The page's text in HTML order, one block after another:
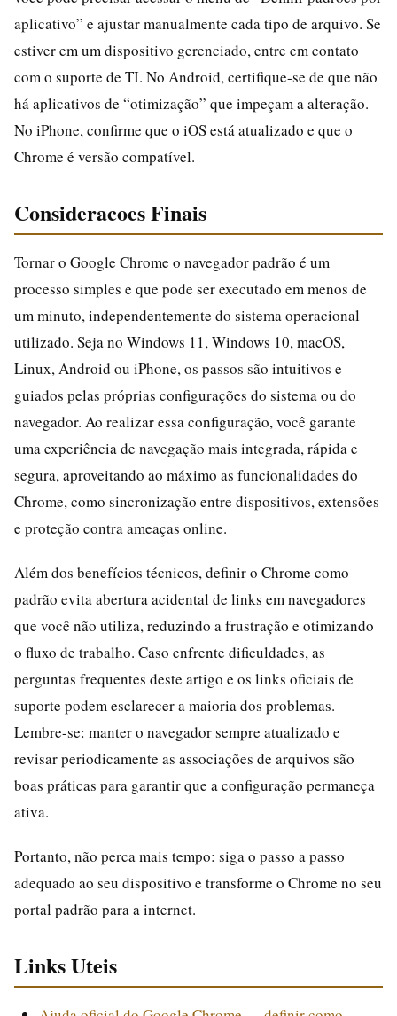
aplicativo” e ajustar manualmente cada tipo de arquivo. Se
estiver em um dispositivo gerenciado, entre em contato
com o suporte de TI. No Android, certifique-se de que não
há aplicativos de “otimização” que impeçam a alteração.
No iPhone, confirme que o iOS está atualizado e que o
Chrome é versão compatível.
Consideracoes Finais
Tornar o Google Chrome o navegador padrão é um
processo simples e que pode ser executado em menos de
um minuto, independentemente do sistema operacional
utilizado. Seja no Windows 11, Windows 10, macOS,
Linux, Android ou iPhone, os passos são intuitivos e
guiados pelas próprias configurações do sistema ou do
navegador. Ao realizar essa configuração, você garante
uma experiência de navegação mais integrada, rápida e
segura, aproveitando ao máximo as funcionalidades do
Chrome, como sincronização entre dispositivos, extensões
e proteção contra ameaças online.
Além dos benefícios técnicos, definir o Chrome como
padrão evita abertura acidental de links em navegadores
que você não utiliza, reduzindo a frustração e otimizando
o fluxo de trabalho. Caso enfrente dificuldades, as
perguntas frequentes deste artigo e os links oficiais de
suporte podem esclarecer a maioria dos problemas.
Lembre-se: manter o navegador sempre atualizado e
revisar periodicamente as associações de arquivos são
boas práticas para garantir que a configuração permaneça
ativa.
Portanto, não perca mais tempo: siga o passo a passo
adequado ao seu dispositivo e transforme o Chrome no seu
portal padrão para a internet.
Links Uteis